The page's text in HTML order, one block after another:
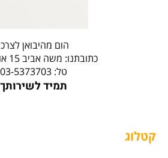
הום מהיבואן לצרכן
כתובתנו: משה אביב 15 אור יהודה
טל: 03-5373703
תמיד לשירותך
קטלוג